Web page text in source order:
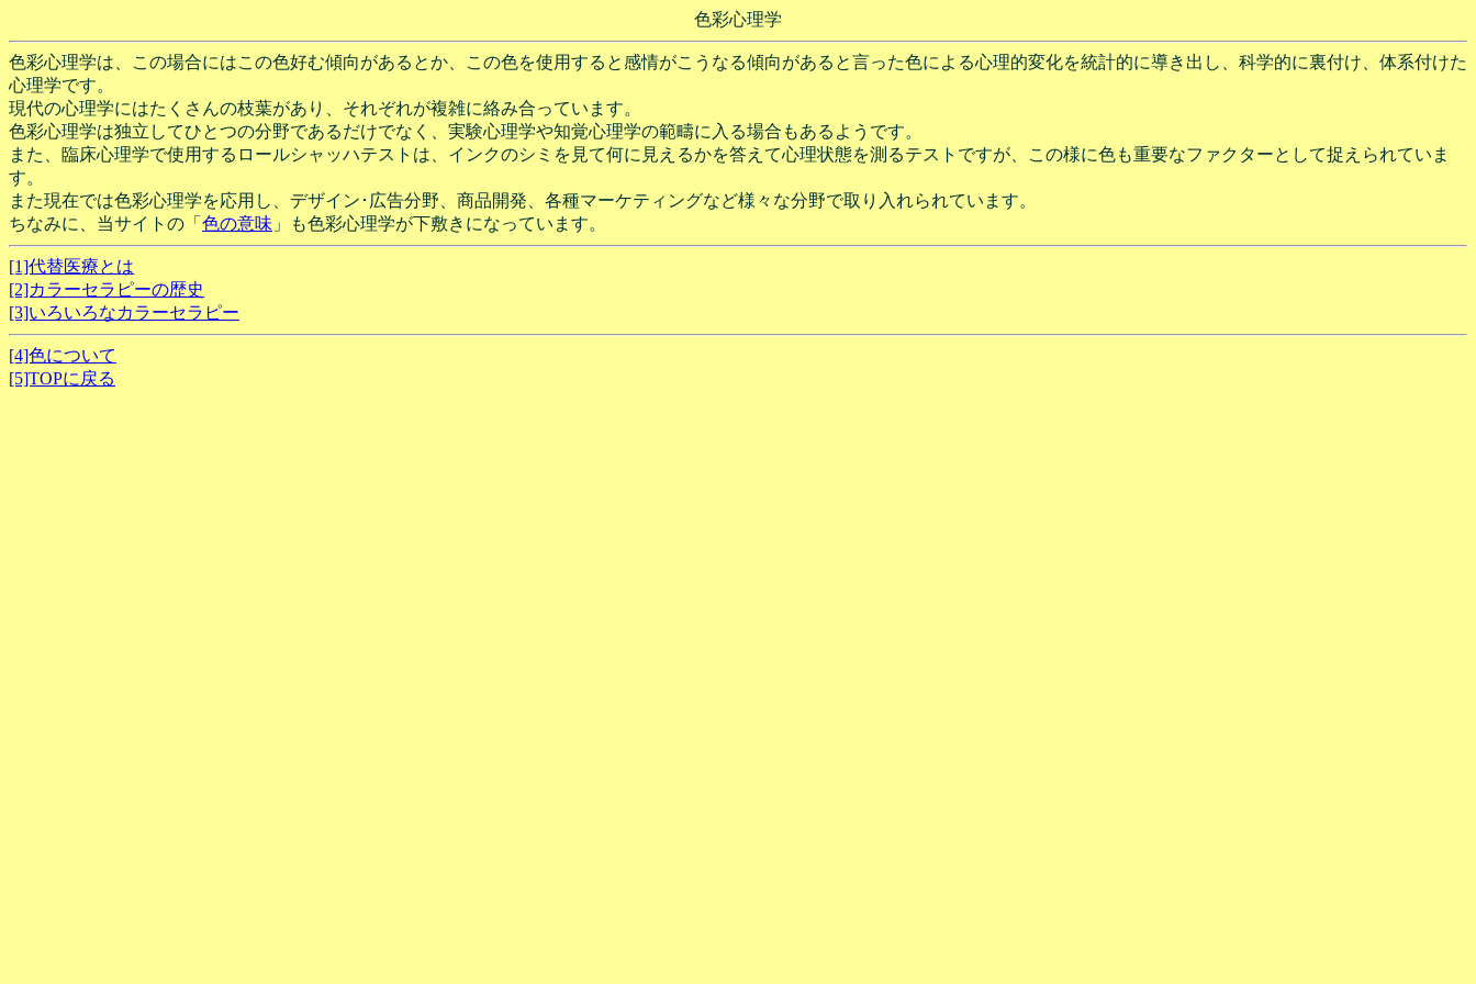
色彩心理学
色彩心理学は、この場合にはこの色好む傾向があるとか、この色を使用すると感情がこうなる傾向があると言った色による心理的変化を統計的に導き出し、科学的に裏付け、体系付けた
心理学です。
現代の心理学にはたくさんの枝葉があり、それぞれが複雑に絡み合っています。
色彩心理学は独立してひとつの分野であるだけでなく、実験心理学や知覚心理学の範疇に入る場合もあるようです。
また、臨床心理学で使用するロールシャッハテストは、インクのシミを見て何に見えるかを答えて心理状態を測るテストですが、この様に色も重要なファクターとして捉えられていま
す。
また現在では色彩心理学を応用し、デザイン･広告分野、商品開発、各種マーケティングなど様々な分野で取り入れられています。
ちなみに、当サイトの「 色の意味 」も色彩心理学が下敷きになっています。
[1]代替医療とは
[2]カラーセラピーの歴史
[3]いろいろなカラーセラピー
[4]色について
[5]TOPに戻る